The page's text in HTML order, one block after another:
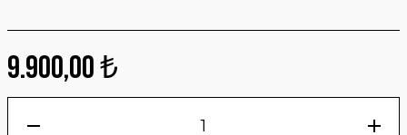
9.900,00 ₺